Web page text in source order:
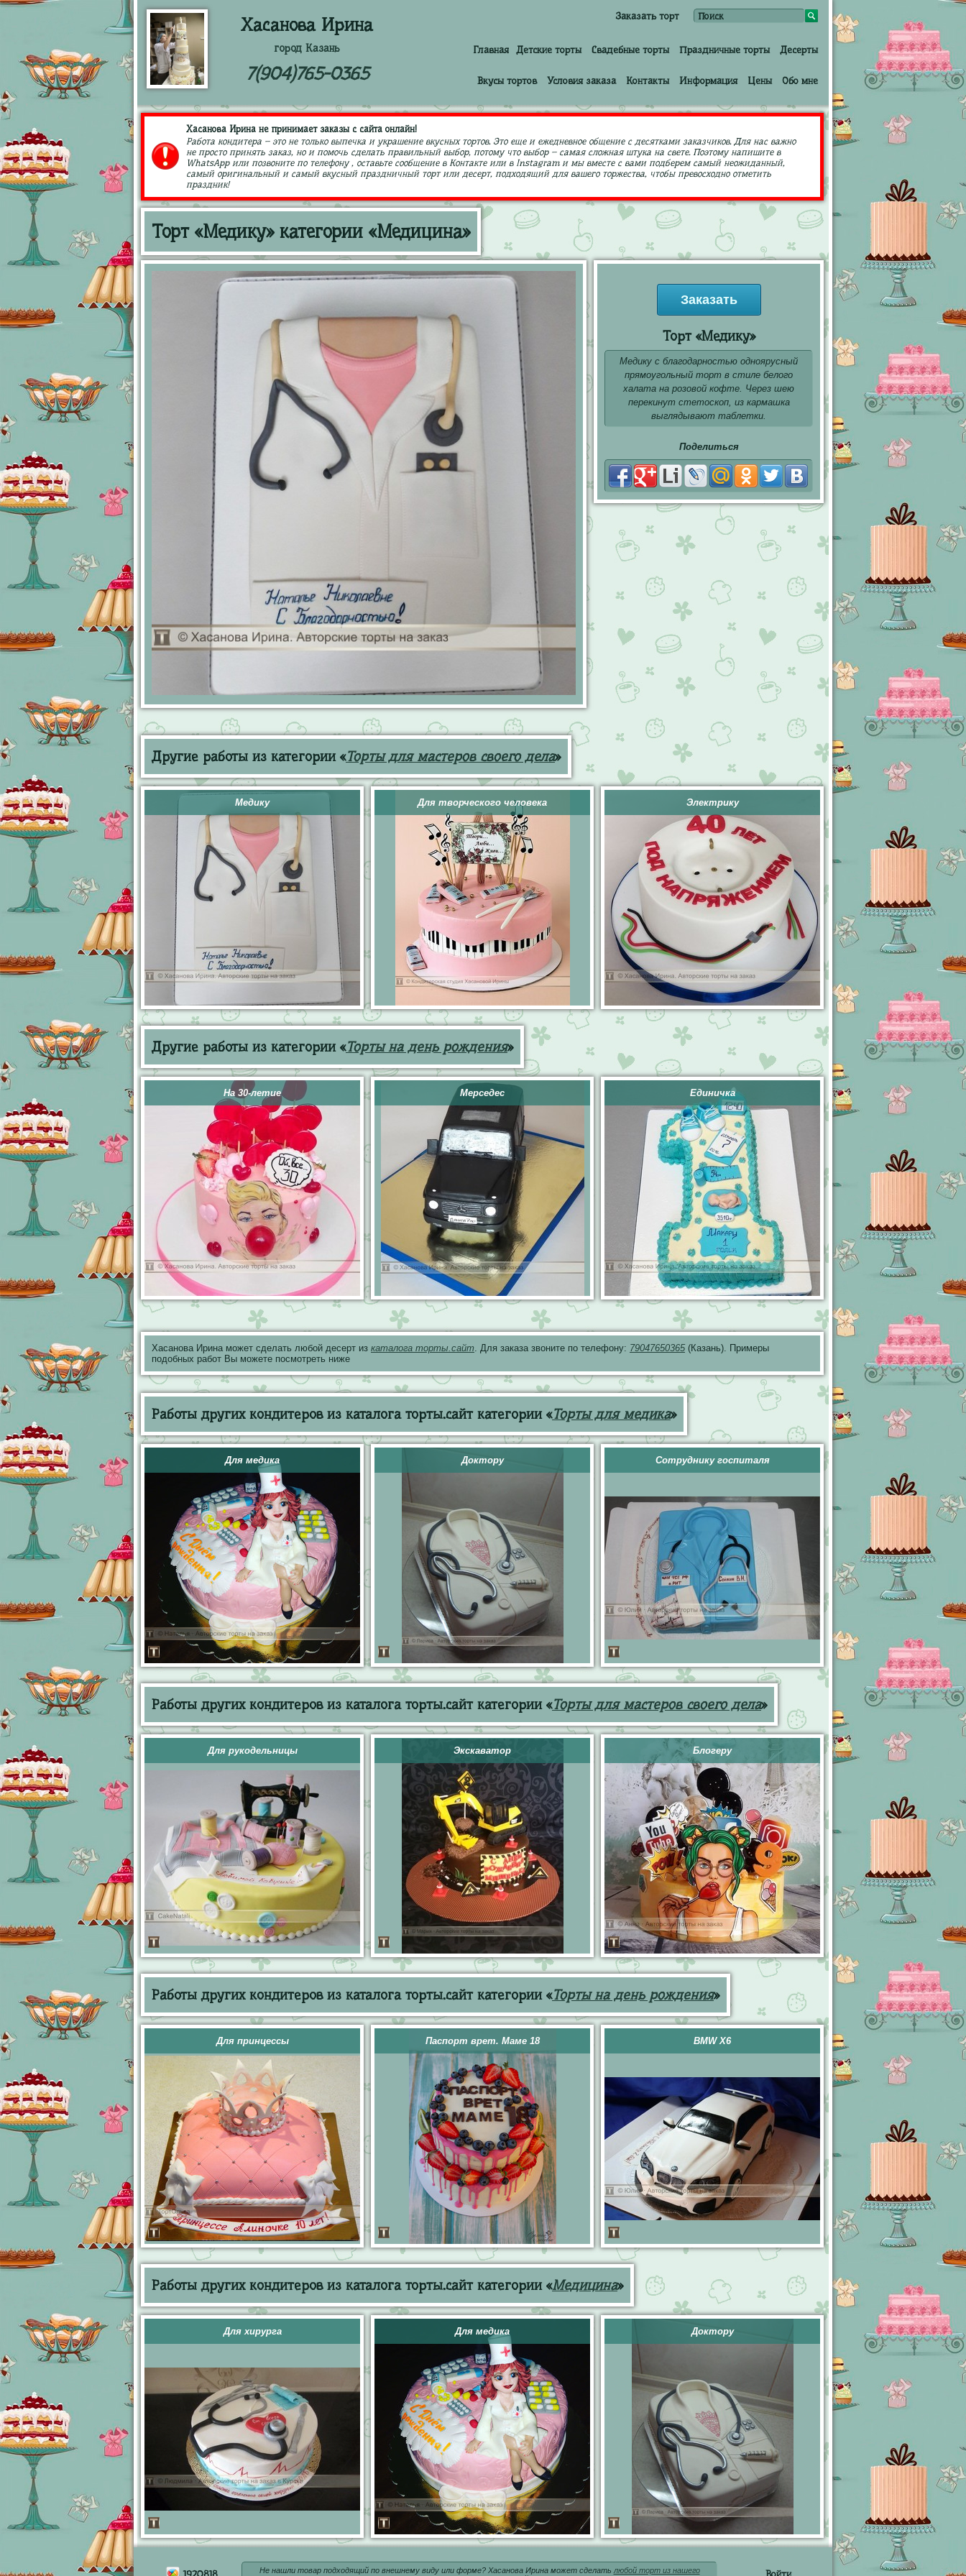
Хасанова Ирина
город Казань
7(904)765-0365
Заказать торт
Главная Детские торты Свадебные торты Праздничные торты Десерты
Вкусы тортов Условия заказа Контакты Информация Цены Обо мне
Хасанова Ирина не принимает заказы с сайта онлайн!
Работа кондитера – это не только выпечка и украшение вкусных тортов. Это еще и ежедневное общение с десятками заказчиков. Для нас важно
не просто принять заказ, но и помочь сделать правильный выбор, потому что выбор – самая сложная штука на свете. Поэтому напишите в
WhatsApp или позвоните по телефону , оставьте сообщение в Контакте или в Instagram и мы вместе с вами подберем самый неожиданный,
самый оригинальный и самый вкусный праздничный торт или десерт, подходящий для вашего торжества, чтобы превосходно отметить
праздник!
Торт «Медику» категории «Медицина»
Заказать
Торт «Медику»
Медику с благодарностью одноярусный
прямоугольный торт в стиле белого
халата на розовой кофте. Через шею
перекинут стетоскоп, из кармашка
выглядывают таблетки.
Поделиться
Другие работы из категории «Торты для мастеров своего дела»
Медику Для творческого человека Электрику
Другие работы из категории «Торты на день рождения»
На 30-летие Мерседес Единичка
Хасанова Ирина может сделать любой десерт из каталога торты.сайт. Для заказа звоните по телефону: 79047650365 (Казань). Примеры
подобных работ Вы можете посмотреть ниже
Работы других кондитеров из каталога торты.сайт категории «Торты для медика»
Для медика Доктору Сотруднику госпиталя
Работы других кондитеров из каталога торты.сайт категории «Торты для мастеров своего дела»
Для рукодельницы Экскаватор Блогеру
Работы других кондитеров из каталога торты.сайт категории «Торты на день рождения»
Для принцессы Паспорт врет. Маме 18 BMW X6
Работы других кондитеров из каталога торты.сайт категории «Медицина»
Для хирурга Для медика Доктору
Не нашли товар подходящий по внешнему виду или форме? Хасанова Ирина может сделать любой торт из нашего